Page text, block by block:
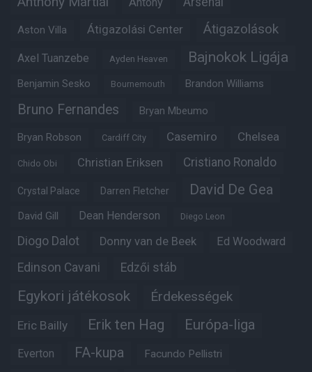
Aston Villa Átigazolási Center Átigazolások
Axel Tuanzebe Ayden Heaven Bajnokok Ligája
Benjamin Sesko Bournemouth Brandon Williams
Bruno Fernandes Bryan Mbeumo
Bryan Robson Cardiff City Casemiro Chelsea
Chido Obi Christian Eriksen Cristiano Ronaldo
Crystal Palace Darren Fletcher David De Gea
David Gill Dean Henderson Diego Leon
Diogo Dalot Donny van de Beek Ed Woodward
Edinson Cavani Edzői stáb
Egykori játékosok Érdekességek
Eric Bailly Erik ten Hag Európa-liga
Everton FA-kupa Facundo Pellistri